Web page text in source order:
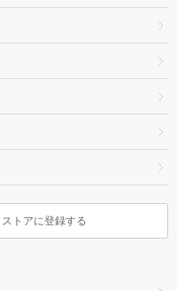
トアに登録する